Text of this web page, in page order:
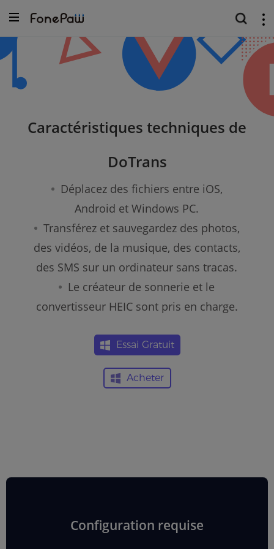
Caractéristiques techniques de
DoTrans
Déplacez des fichiers entre iOS,
Android et Windows PC.
Transférez et sauvegardez des photos,
des vidéos, de la musique, des contacts,
des SMS sur un ordinateur sans tracas.
Le créateur de sonnerie et le
convertisseur HEIC sont pris en charge.
Essai Gratuit
Acheter
Configuration requise